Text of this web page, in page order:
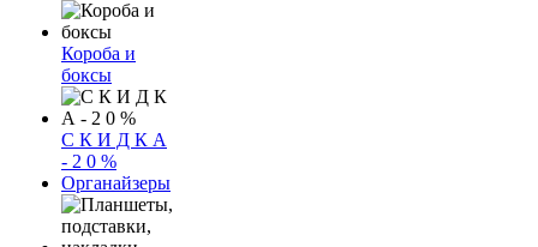
Короба и
боксы
С К И Д К А
- 2 0 %
Органайзеры